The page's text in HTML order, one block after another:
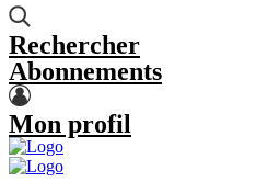
Rechercher
Abonnements
Mon profil